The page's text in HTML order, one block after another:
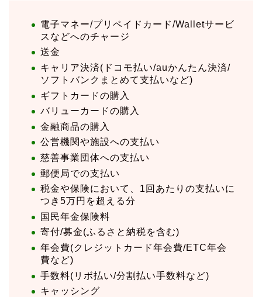
電子マネー/プリペイドカード/Walletサービ
スなどへのチャージ
送金
キャリア決済(ドコモ払い/auかんたん決済/
ソフトバンクまとめて支払いなど)
ギフトカードの購入
バリューカードの購入
金融商品の購入
公営機関や施設への支払い
慈善事業団体への支払い
郵便局での支払い
税金や保険において、1回あたりの支払いに
つき5万円を超える分
国民年金保険料
寄付/募金(ふるさと納税を含む)
年会費(クレジットカード年会費/ETC年会
費など)
手数料(リボ払い/分割払い手数料など)
キャッシング